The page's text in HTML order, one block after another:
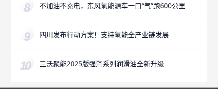
不加油不充电，东风氢能源车一口“气”跑600公里
四川发布行动方案！支持氢能全产业链发展
三沃聚能2025版强润系列润滑油全新升级